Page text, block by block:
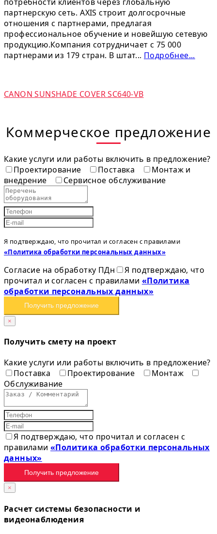
партнерскую сеть. AXIS строит долгосрочные
отношения с партнерами, предлагая
профессиональное обучение и новейшую сетевую
продукцию.Компания сотрудничает с 75 000
партнерами из 179 стран. В штат... Подробнее...
CANON SUNSHADE COVER SC640-VB
Коммерческое предложение
Какие услуги или работы включить в предложение?
Проектирование
Поставка
Монтаж и
внедрение
Сервисное обслуживание
Я подтверждаю, что прочитал и согласен с правилами
«Политика обработки персональных данных»
Согласие на обработку ПДн
Я подтверждаю, что
прочитал и согласен с правилами «Политика
обработки персональных данных»
Получить предложение
×
Получить смету на проект
Какие услуги или работы включить в предложение?
Поставка
Проектирование
Монтаж
Обслуживание
Я подтверждаю, что прочитал и согласен с
правилами«Политика обработки персональных
данных»
Получить предложение
×
Расчет системы безопасности и
видеонаблюдения